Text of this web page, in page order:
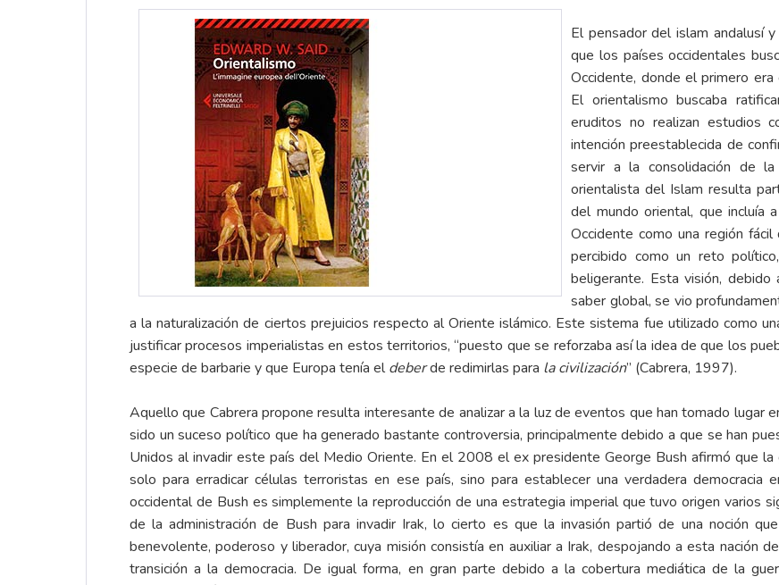
El pensador del islam andalusí
que los países occidentales
Occidente, donde el primero
El orientalismo buscaba
eruditos no realizan estudios
intención preestablecida de
servir a la consolidación de la
orientalista del Islam resulta
del mundo oriental, que incluía
Occidente como una región
percibido como un reto
beligerante. Esta visión,
saber global, se vio
a la naturalización de ciertos prejuicios respecto al Oriente islámico. Este sistema fue utilizado como
justificar procesos imperialistas en estos territorios, “puesto que se reforzaba así la idea de que los
especie de barbarie y que Europa tenía eldeberde redimirlas para la civilización” (Cabrera, 1997).
Aquello que Cabrera propone resulta interesante de analizar a la luz de eventos que han tomado lugar
sido un suceso político que ha generado bastante controversia, principalmente debido a que se han
Unidos al invadir este país del Medio Oriente. En el 2008 el ex presidente George Bush afirmó que la
solo para erradicar células terroristas en ese país, sino para establecer una verdadera democracia
occidental de Bush es simplemente la reproducción de una estrategia imperial que tuvo origen varios
de la administración de Bush para invadir Irak, lo cierto es que la invasión partió de una noción
benevolente, poderoso y liberador, cuya misión consistía en auxiliar a Irak, despojando a esta nación
transición a la democracia. De igual forma, en gran parte debido a la cobertura mediática de la